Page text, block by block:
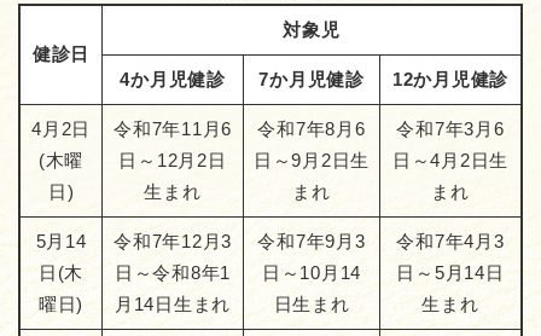
健診日
対象児
4か月児健診 7か月児健診 12か月児健診
4月2日
(木曜
日)
令和7年11月6
日～12月2日
生まれ
令和7年8月6
日～9月2日生
まれ
令和7年3月6
日～4月2日生
まれ
5月14
日(木
曜日)
令和7年12月3
日～令和8年1
月14日生まれ
令和7年9月3
日～10月14
日生まれ
令和7年4月3
日～5月14日
生まれ